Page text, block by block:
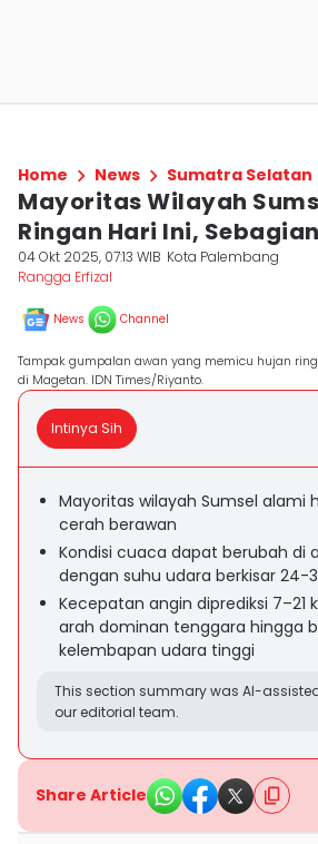
Home News Sumatra Selatan
Mayoritas Wilayah
Ringan Hari Ini,
04 Okt 2025, 07:13 WIB Kota Palembang
Rangga Erfizal
News Channel
Tampak gumpalan awan yang memicu hujan
di Magetan. IDN Times/Riyanto.
Intinya Sih
Mayoritas wilayah Sumsel alami
cerah berawan
Kondisi cuaca dapat berubah di
dengan suhu udara berkisar 24-
Kecepatan angin diprediksi
arah dominan tenggara hingga
kelembapan udara tinggi
This section summary was AI-
our editorial team.
Share Article